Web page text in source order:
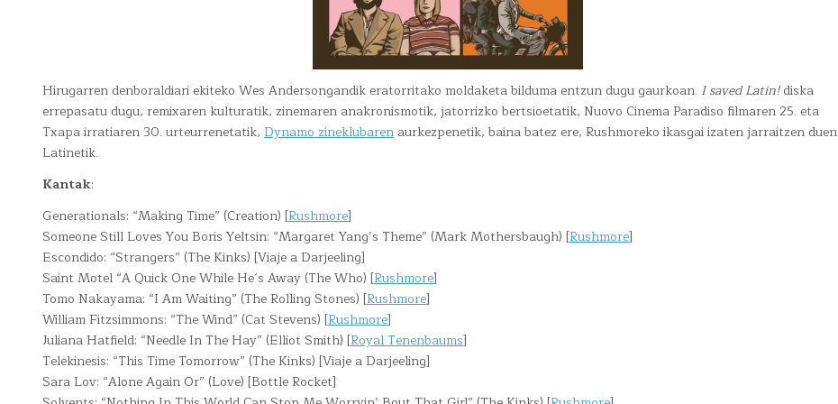
Hirugarren denboraldiari ekiteko Wes Andersongandik eratorritako moldaketa bilduma entzun dugu gaurkoan. I saved Latin!diska
errepasatu dugu, remixaren kulturatik, zinemaren anakronismotik, jatorrizko bertsioetatik, Nuovo Cinema Paradiso filmaren 25. eta
Txapa irratiaren 30. urteurrenetatik, Dynamo zineklubaren aurkezpenetik, baina batez ere, Rushmoreko ikasgai izaten jarraitzen duen
Latinetik.
Kantak:
Generationals: “Making Time” (Creation) [Rushmore]
Someone Still Loves You Boris Yeltsin: “Margaret Yang’s Theme” (Mark Mothersbaugh) [Rushmore]
Escondido: “Strangers” (The Kinks) [Viaje a Darjeeling]
Saint Motel “A Quick One While He´s Away (The Who) [Rushmore]
Tomo Nakayama: “I Am Waiting” (The Rolling Stones) [Rushmore]
William Fitzsimmons: “The Wind” (Cat Stevens) [Rushmore]
Juliana Hatfield: “Needle In The Hay” (Elliot Smith) [Royal Tenenbaums]
Telekinesis: “This Time Tomorrow” (The Kinks) [Viaje a Darjeeling]
Sara Lov: “Alone Again Or” (Love) [Bottle Rocket]